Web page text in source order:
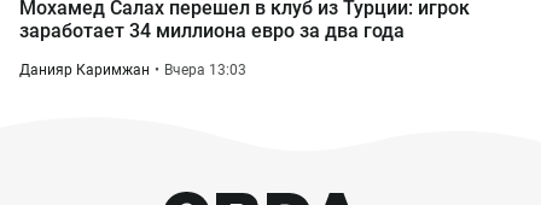
Мохамед Салах перешел в клуб из Турции: игрок
заработает 34 миллиона евро за два года
Данияр Каримжан Вчера 13:03